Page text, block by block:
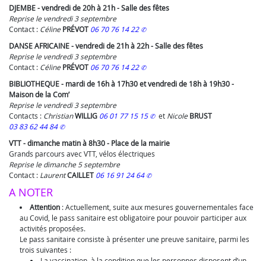
DJEMBE - vendredi de 20h à 21h - Salle des fêtes
Reprise le vendredi 3 septembre
Contact : Céline PRÉVOT 06 70 76 14 22
DANSE AFRICAINE - vendredi de 21h à 22h - Salle des fêtes
Reprise le vendredi 3 septembre
Contact : Céline PRÉVOT 06 70 76 14 22
BIBLIOTHEQUE - mardi de 16h à 17h30 et vendredi de 18h à 19h30 -
Maison de la Com’
Reprise le vendredi 3 septembre
Contacts : ChristianWILLIG 06 01 77 15 15 et Nicole BRUST
03 83 62 44 84
VTT - dimanche matin à 8h30 - Place de la mairie
Grands parcours avec VTT, vélos électriques
Reprise le dimanche 5 septembre
Contact : LaurentCAILLET 06 16 91 24 64
A NOTER
Attention : Actuellement, suite aux mesures gouvernementales face
au Covid, le pass sanitaire est obligatoire pour pouvoir participer aux
activités proposées.
Le pass sanitaire consiste à présenter une preuve sanitaire, parmi les
trois suivantes :